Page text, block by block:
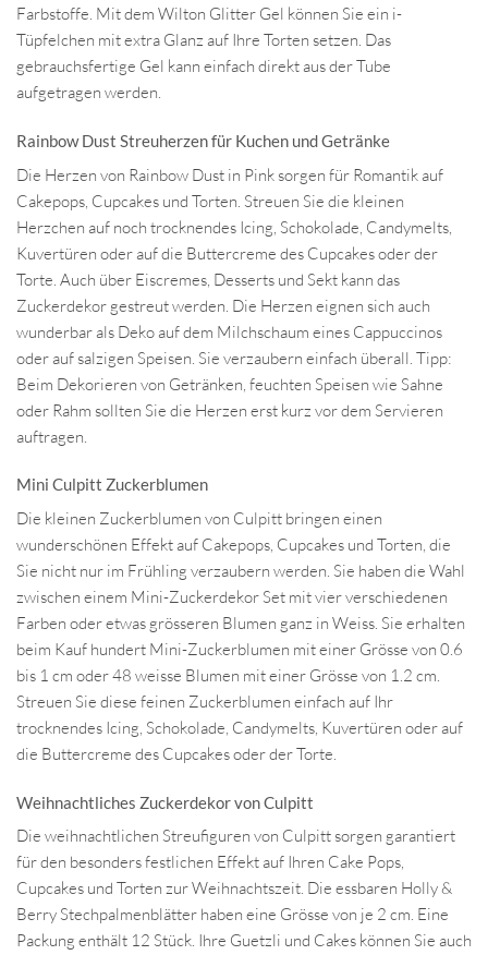
Farbstoffe. Mit dem Wilton Glitter Gel können Sie ein i-
Tüpfelchen mit extra Glanz auf Ihre Torten setzen. Das
gebrauchsfertige Gel kann einfach direkt aus der Tube
aufgetragen werden.
Rainbow Dust Streuherzen für Kuchen und Getränke
Die Herzen von Rainbow Dust in Pink sorgen für Romantik auf
Cakepops, Cupcakes und Torten. Streuen Sie die kleinen
Herzchen auf noch trocknendes Icing, Schokolade, Candymelts,
Kuvertüren oder auf die Buttercreme des Cupcakes oder der
Torte. Auch über Eiscremes, Desserts und Sekt kann das
Zuckerdekor gestreut werden. Die Herzen eignen sich auch
wunderbar als Deko auf dem Milchschaum eines Cappuccinos
oder auf salzigen Speisen. Sie verzaubern einfach überall. Tipp:
Beim Dekorieren von Getränken, feuchten Speisen wie Sahne
oder Rahm sollten Sie die Herzen erst kurz vor dem Servieren
auftragen.
Mini Culpitt Zuckerblumen
Die kleinen Zuckerblumen von Culpitt bringen einen
wunderschönen Effekt auf Cakepops, Cupcakes und Torten, die
Sie nicht nur im Frühling verzaubern werden. Sie haben die Wahl
zwischen einem Mini-Zuckerdekor Set mit vier verschiedenen
Farben oder etwas grösseren Blumen ganz in Weiss. Sie erhalten
beim Kauf hundert Mini-Zuckerblumen mit einer Grösse von 0.6
bis 1 cm oder 48 weisse Blumen mit einer Grösse von 1.2 cm.
Streuen Sie diese feinen Zuckerblumen einfach auf Ihr
trocknendes Icing, Schokolade, Candymelts, Kuvertüren oder auf
die Buttercreme des Cupcakes oder der Torte.
Weihnachtliches Zuckerdekor von Culpitt
Die weihnachtlichen Streufiguren von Culpitt sorgen garantiert
für den besonders festlichen Effekt auf Ihren Cake Pops,
Cupcakes und Torten zur Weihnachtszeit. Die essbaren Holly &
Berry Stechpalmenblätter haben eine Grösse von je 2 cm. Eine
Packung enthält 12 Stück. Ihre Guetzli und Cakes können Sie auch